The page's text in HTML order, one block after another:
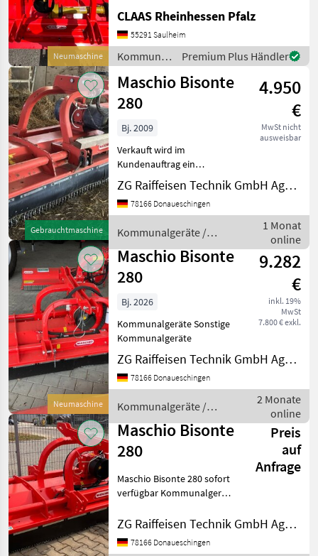
Neumaschine
280 Neugerät aus Baujahr
2022 2, 80m Arbeitsbreite
Stützwalze 170mm
Durchmesser Rotorwelle
410mm Durchmesse
CLAAS Rheinhessen Pfalz
55291 Saulheim
Kommunalgeräte
/ Maschio
Premium Plus Händler
Gebrauchtmaschine
Maschio Bisonte
280
4.950
€
MwSt nicht
ausweisbar
Bj. 2009
Verkauft wird im
Kundenauftrag ein
gebrauchtes Maschio
Bisonte 280 Keine Schäden,
läuft ohne Probleme Auf
Schlegel gegen Aufpreis
dazu Preis i
ZG Raiffeisen Technik GmbH Agrartechnik Donaueschingen
78166 Donaueschingen
Kommunalgeräte /
Maschio
1 Monat
online
Neumaschine
Maschio Bisonte
280
9.282
€
inkl. 19%
MwSt
7.800 € exkl.
Bj. 2026
Kommunalgeräte Sonstige
Kommunalgeräte
ZG Raiffeisen Technik GmbH Agrartechnik Donaueschingen
78166 Donaueschingen
Kommunalgeräte /
Maschio
2 Monate
online
Maschio Bisonte
280
Preis
auf
Anfrage
Maschio Bisonte 280 sofort
verfügbar Kommunalgeräte
ZG Raiffeisen Technik GmbH Agrartechnik Donaueschingen
78166 Donaueschingen